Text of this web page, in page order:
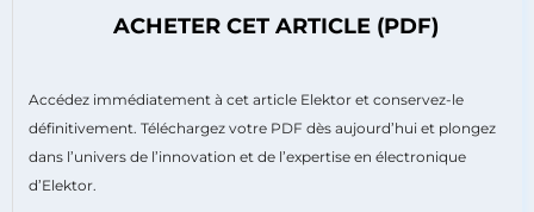
ACHETER CET ARTICLE (PDF)
Accédez immédiatement à cet article Elektor et conservez-le
définitivement. Téléchargez votre PDF dès aujourd’hui et plongez
dans l’univers de l’innovation et de l’expertise en électronique
d’Elektor.